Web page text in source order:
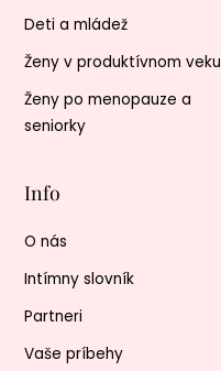
Deti a mládež
Ženy v produktívnom veku
Ženy po menopauze a
seniorky
Info
O nás
Intímny slovník
Partneri
Vaše príbehy